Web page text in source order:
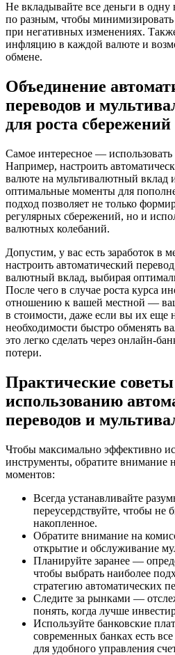
Не вкладывайте все деньги в
по разным, чтобы
при негативных изменениях.
инфляцию в каждой валюте и
обмене.
Объединение
переводов и
для роста сбережений
Самое интересное — использовать
Например, настроить
валюте на мультивалютный вклад
оптимальные моменты для
подход позволяет не только
регулярных сбережений, но и
валютных колебаний.
Допустим, у вас есть заработок в
настроить автоматический
валютный вклад, выбирая
После чего в случае роста курса
отношению к вашей местной —
в стоимости, даже если вы их еще
необходимости быстро обменять
это легко сделать через онлайн-
потери.
Практические
использованию
переводов и
Чтобы максимально эффективно
инструменты, обратите внимание
моментов:
Всегда устанавливайте
переусердствуйте, чтобы не
накопленное.
Обратите внимание на
открытие и обслуживание
Планируйте заранее —
чтобы выбрать наиболее
стратегию автоматических
Следите за рынками —
понять, когда лучше
Используйте банковские
современных банках есть
для удобного управления